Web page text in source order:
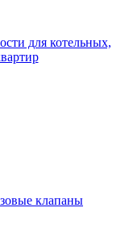
для котельных,
клапаны